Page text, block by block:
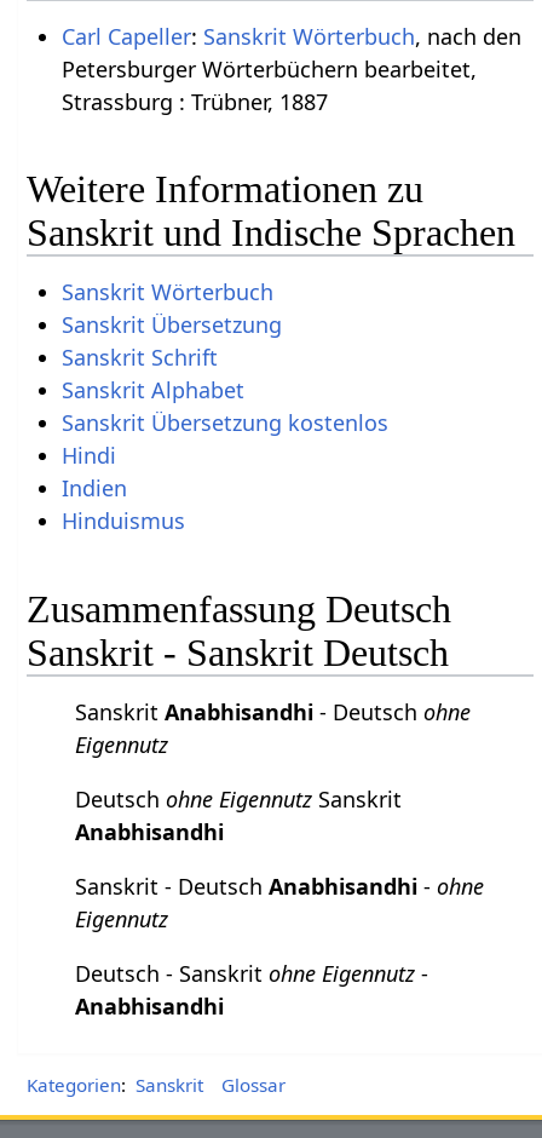
Carl Capeller: Sanskrit Wörterbuch, nach den
Petersburger Wörterbüchern bearbeitet,
Strassburg : Trübner, 1887
Weitere Informationen zu
Sanskrit und Indische Sprachen
Sanskrit Wörterbuch
Sanskrit Übersetzung
Sanskrit Schrift
Sanskrit Alphabet
Sanskrit Übersetzung kostenlos
Hindi
Indien
Hinduismus
Zusammenfassung Deutsch
Sanskrit - Sanskrit Deutsch
SanskritAnabhisandhi - Deutschohne
Eigennutz
Deutschohne Eigennutz Sanskrit
Anabhisandhi
Sanskrit - DeutschAnabhisandhi -ohne
Eigennutz
Deutsch - Sanskritohne Eigennutz -
Anabhisandhi
Kategorien: Sanskrit Glossar